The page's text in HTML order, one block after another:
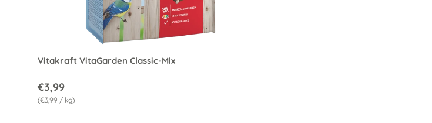
Vitakraft VitaGarden Classic-Mix
€3,99
Grundpreis
€3,99 / kg